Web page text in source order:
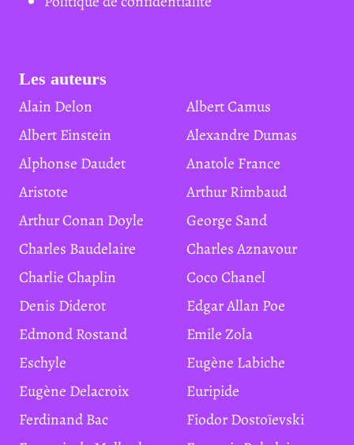
Les auteurs
Alain Delon
Albert Camus
Albert Einstein
Alexandre Dumas
Alphonse Daudet
Anatole France
Aristote
Arthur Rimbaud
Arthur Conan Doyle
George Sand
Charles Baudelaire
Charles Aznavour
Charlie Chaplin
Coco Chanel
Denis Diderot
Edgar Allan Poe
Edmond Rostand
Emile Zola
Eschyle
Eugène Labiche
Eugène Delacroix
Euripide
Ferdinand Bac
Fiodor Dostoïevski